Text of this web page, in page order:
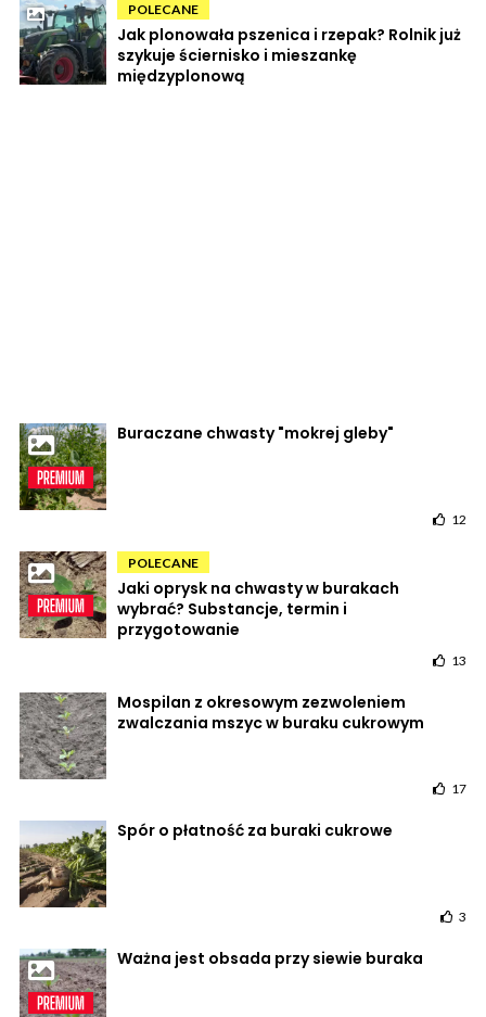
POLECANE
Jak plonowała pszenica i rzepak? Rolnik już
szykuje ściernisko i mieszankę
międzyplonową
Buraczane chwasty "mokrej gleby"
12
POLECANE
Jaki oprysk na chwasty w burakach
wybrać? Substancje, termin i
przygotowanie
13
Mospilan z okresowym zezwoleniem
zwalczania mszyc w buraku cukrowym
17
Spór o płatność za buraki cukrowe
3
Ważna jest obsada przy siewie buraka